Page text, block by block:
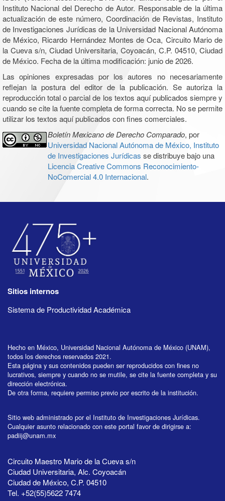
Instituto Nacional del Derecho de Autor. Responsable de la última
actualización de este número, Coordinación de Revistas, Instituto
de Investigaciones Jurídicas de la Universidad Nacional Autónoma
de México, Ricardo Hernández Montes de Oca, Circuito Mario de
la Cueva s/n, Ciudad Universitaria, Coyoacán, C.P. 04510, Ciudad
de México. Fecha de la última modificación: junio de 2026.
Las opiniones expresadas por los autores no necesariamente
reflejan la postura del editor de la publicación. Se autoriza la
reproducción total o parcial de los textos aquí publicados siempre y
cuando se cite la fuente completa de forma correcta. No se permite
utilizar los textos aquí publicados con fines comerciales.
Boletín Mexicano de Derecho Comparado, por
Universidad Nacional Autónoma de México, Instituto
de Investigaciones Jurídicas se distribuye bajo una
Licencia Creative Commons Reconocimiento-
NoComercial 4.0 Internacional.
Sitios internos
Sistema de Productividad Académica
Hecho en México, Universidad Nacional Autónoma de México (UNAM),
todos los derechos reservados 2021.
Esta página y sus contenidos pueden ser reproducidos con fines no
lucrativos, siempre y cuando no se mutile, se cite la fuente completa y su
dirección electrónica.
De otra forma, requiere permiso previo por escrito de la institución.
Sitio web administrado por el Instituto de Investigaciones Jurídicas.
Cualquier asunto relacionado con este portal favor de dirigirse a:
padiij@unam.mx
Circuito Maestro Mario de la Cueva s/n
Ciudad Universitaria, Alc. Coyoacán
Ciudad de México, C.P. 04510
Tel. +52(55)5622 7474